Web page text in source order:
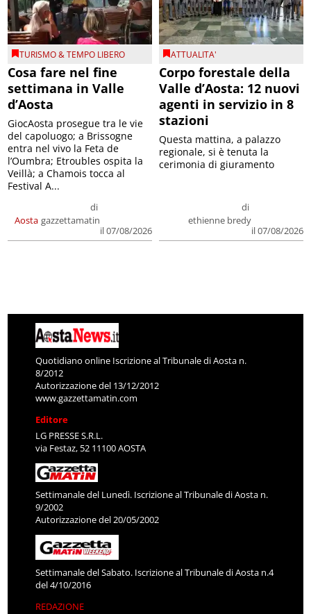
TURISMO & TEMPO LIBERO
Cosa fare nel fine
settimana in Valle
d’Aosta
Aosta
di
gazzettamatin
il 07/08/2026
GiocAosta prosegue tra le vie
del capoluogo; a Brissogne
entra nel vivo la Feta de
l’Oumbra; Etroubles ospita la
Veillà; a Chamois tocca al
Festival A...
ATTUALITA'
Corpo forestale della
Valle d’Aosta: 12 nuovi
agenti in servizio in 8
stazioni
di
ethienne bredy
il 07/08/2026
Questa mattina, a palazzo
regionale, si è tenuta la
cerimonia di giuramento
Quotidiano online Iscrizione al Tribunale di Aosta n.
8/2012
Autorizzazione del 13/12/2012
www.gazzettamatin.com
Editore
LG PRESSE S.R.L.
via Festaz, 52 11100 AOSTA
Settimanale del Lunedì. Iscrizione al Tribunale di Aosta n.
9/2002
Autorizzazione del 20/05/2002
Settimanale del Sabato. Iscrizione al Tribunale di Aosta n.4
del 4/10/2016
REDAZIONE